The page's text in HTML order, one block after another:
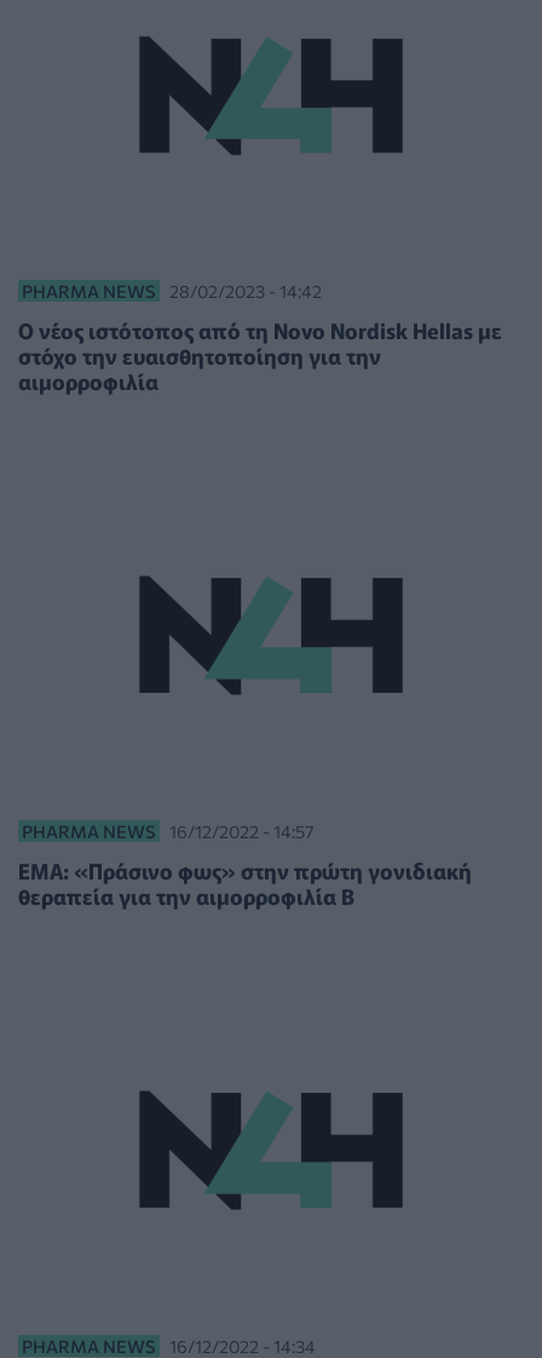
PHARMA NEWS 28/02/2023 - 14:42
Ο νέος ιστότοπος από τη Novo Nordisk Hellas με
στόχο την ευαισθητοποίηση για την
αιμορροφιλία
PHARMA NEWS 16/12/2022 - 14:57
ΕΜΑ: «Πράσινο φως» στην πρώτη γονιδιακή
θεραπεία για την αιμορροφιλία Β
PHARMA NEWS 16/12/2022 - 14:34